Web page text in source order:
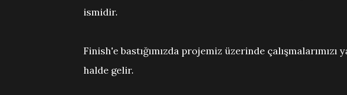
ismidir.
Finish'e bastığımızda projemiz üzerinde çalışmalarımızı
halde gelir.